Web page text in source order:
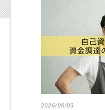
2026/08/03